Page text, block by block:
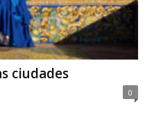
ciudades
0